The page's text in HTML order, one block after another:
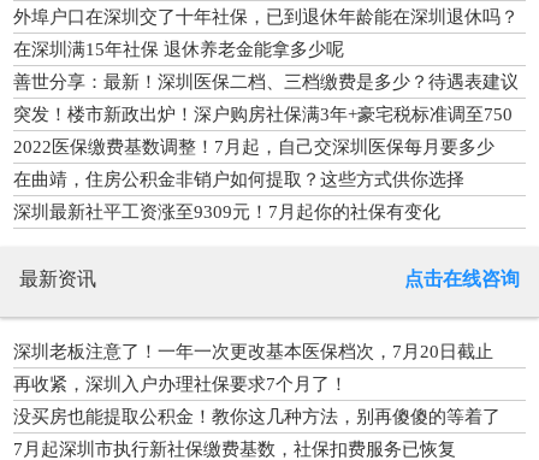
外埠户口在深圳交了十年社保，已到退休年龄能在深圳退休吗？
在深圳满15年社保 退休养老金能拿多少呢
善世分享：最新！深圳医保二档、三档缴费是多少？待遇表建议
收藏
突发！楼市新政出炉！深户购房社保满3年+豪宅税标准调至750
万
2022医保缴费基数调整！7月起，自己交深圳医保每月要多少
钱？
在曲靖，住房公积金非销户如何提取？这些方式供你选择
深圳最新社平工资涨至9309元！7月起你的社保有变化
最新资讯 点击在线咨询
深圳老板注意了！一年一次更改基本医保档次，7月20日截止
再收紧，深圳入户办理社保要求7个月了！
没买房也能提取公积金！教你这几种方法，别再傻傻的等着了
7月起深圳市执行新社保缴费基数，社保扣费服务已恢复